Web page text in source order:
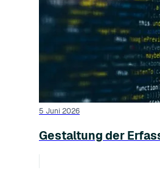
5 Juni 2026
Gestaltung der